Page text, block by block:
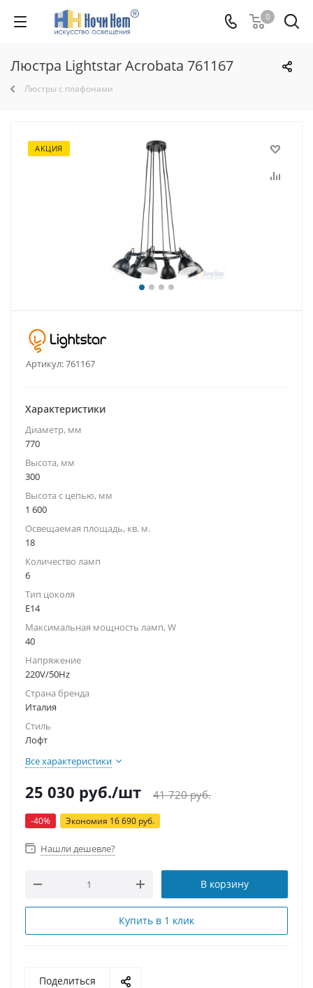
0
Люстра Lightstar Acrobata 761167
Люстры с плафонами
АКЦИЯ
Артикул:761167
Характеристики
Диаметр, мм
770
Высота, мм
300
Высота с цепью, мм
1 600
Освещаемая площадь, кв. м.
18
Количество ламп
6
Тип цоколя
E14
Максимальная мощность ламп, W
40
Напряжение
220V/50Hz
Страна бренда
Италия
Стиль
Лофт
Все характеристики
25 030 руб./шт 41 720руб.
-40% Экономия 16 690 руб.
Нашли дешевле?
В корзину
Купить в 1 клик
Поделиться